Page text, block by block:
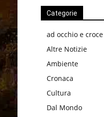
Categorie
ad occhio e croce
Altre Notizie
Ambiente
Cronaca
Cultura
Dal Mondo